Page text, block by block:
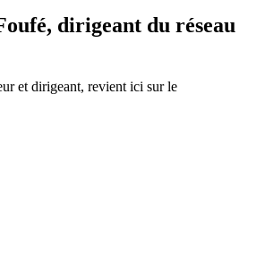
dirigeant du réseau
et dirigeant, revient ici sur le